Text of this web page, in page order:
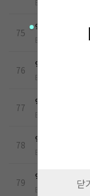
75 악녀의 애착 고
Ep.75
76 악녀의 애착 고
Ep.76
77 악녀의 애착 고
Ep.77
78 악녀의 애착 고
Ep.78
79 악녀의 애착 고
Ep.79 0
닫